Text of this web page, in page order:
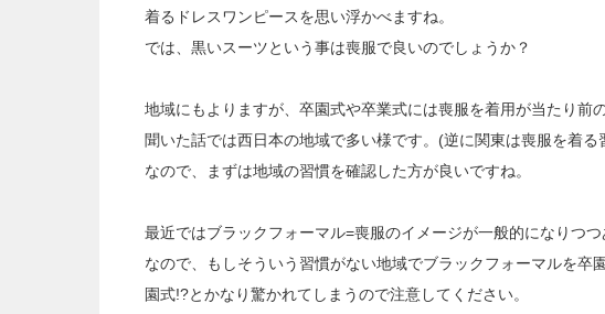
着るドレスワンピースを思い浮かべますね。
では、黒いスーツという事は喪服で良いのでしょうか？
地域にもよりますが、卒園式や卒業式には喪服を着用が当たり前
聞いた話では西日本の地域で多い様です。(逆に関東は喪服を着
なので、まずは地域の習慣を確認した方が良いですね。
最近ではブラックフォーマル=喪服のイメージが一般的になりつつ
なので、もしそういう習慣がない地域でブラックフォーマルを卒
園式!?とかなり驚かれてしまうので注意してください。